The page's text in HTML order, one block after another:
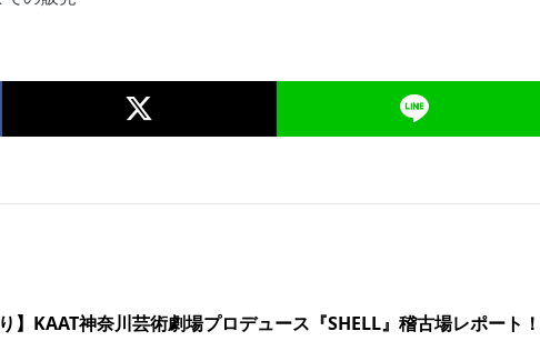
】KAAT神奈川芸術劇場プロデュース『SHELL』稽古場レポート！